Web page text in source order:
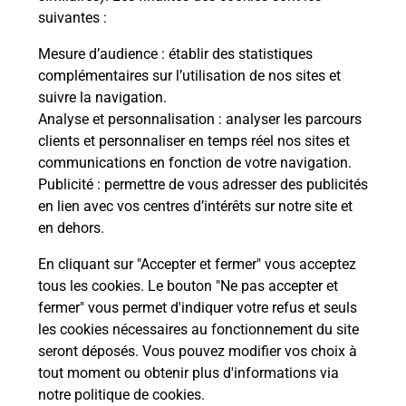
suivantes :
Mesure d’audience : établir des statistiques
complémentaires sur l’utilisation de nos sites et
suivre la navigation.
Analyse et personnalisation : analyser les parcours
clients et personnaliser en temps réel nos sites et
communications en fonction de votre navigation.
Publicité : permettre de vous adresser des publicités
en lien avec vos centres d’intérêts sur notre site et
en dehors.
En cliquant sur "Accepter et fermer" vous acceptez
tous les cookies. Le bouton "Ne pas accepter et
fermer" vous permet d'indiquer votre refus et seuls
les cookies nécessaires au fonctionnement du site
seront déposés. Vous pouvez modifier vos choix à
tout moment ou obtenir plus d'informations via
notre politique de cookies.
Questions fréquemment posées
Combien coûte des photos d’identité
au photomaton ?
Quelles dimensions pour une photo
d’identité ?
Quelle photo fournir pour un titre
d’identité (passeport, carte d’identité)
?